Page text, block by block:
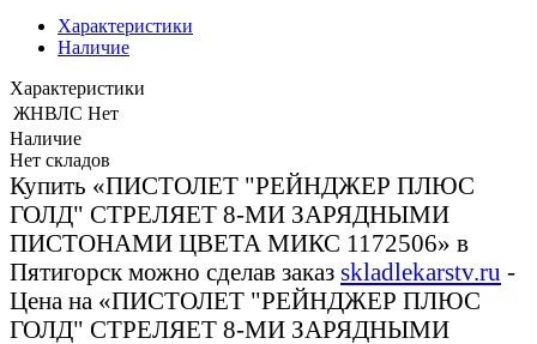
Характеристики
Наличие
Характеристики
ЖНВЛС Нет
Наличие
Нет складов
Купить «ПИСТОЛЕТ "РЕЙНДЖЕР ПЛЮС
ГОЛД" СТРЕЛЯЕТ 8-МИ ЗАРЯДНЫМИ
ПИСТОНАМИ ЦВЕТА МИКС 1172506» в
Пятигорск можно сделав заказ skladlekarstv.ru -
Цена на «ПИСТОЛЕТ "РЕЙНДЖЕР ПЛЮС
ГОЛД" СТРЕЛЯЕТ 8-МИ ЗАРЯДНЫМИ